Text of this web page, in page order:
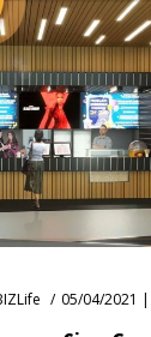
05/04/2021